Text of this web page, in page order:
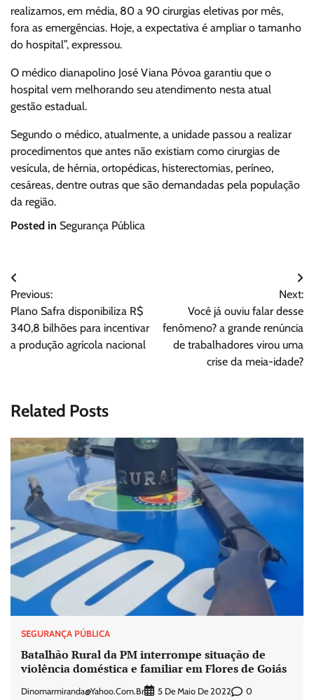
realizamos, em média, 80 a 90 cirurgias eletivas por mês,
fora as emergências. Hoje, a expectativa é ampliar o tamanho
do hospital”, expressou.
O médico dianapolino José Viana Póvoa garantiu que o
hospital vem melhorando seu atendimento nesta atual
gestão estadual.
Segundo o médico, atualmente, a unidade passou a realizar
procedimentos que antes não existiam como cirurgias de
vesícula, de hérnia, ortopédicas, histerectomias, períneo,
cesáreas, dentre outras que são demandadas pela população
da região.
Posted in Segurança Pública
Navegação
de
Post
Previous:
Plano Safra disponibiliza R$
340,8 bilhões para incentivar
a produção agrícola nacional
Next:
Você já ouviu falar desse
fenômeno? a grande renúncia
de trabalhadores virou uma
crise da meia-idade?
Related Posts
SEGURANÇA PÚBLICA
Batalhão Rural da PM interrompe situação de
violência doméstica e familiar em Flores de Goiás
Dinomarmiranda@yahoo.com.br 5 De Maio De 2022 0